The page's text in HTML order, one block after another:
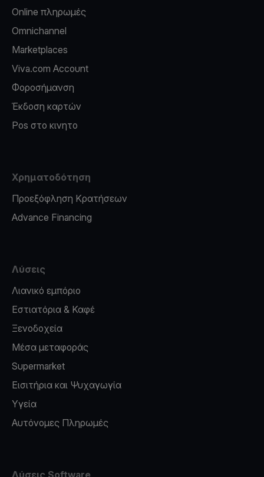
Online πληρωμές
Omnichannel
Marketplaces
Viva.com Account
Φοροσήμανση
Έκδοση καρτών
Pos στο κινητο
Χρηματοδότηση
Προεξόφληση Κρατήσεων
Advance Financing
Λύσεις
Λιανικό εμπόριο
Εστιατόρια & Καφέ
Ξενοδοχεία
Μέσα μεταφοράς
Supermarket
Εισιτήρια και Ψυχαγωγία
Υγεία
Αυτόνομες Πληρωμές